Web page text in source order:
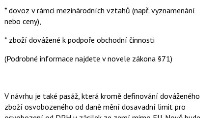
* dovoz v rámci mezinárodních vztahů (např. vyznamenání
nebo ceny),
* zboží dovážené k podpoře obchodní činnosti
(Podrobné informace najdete v novele zákona §71)
V návrhu je také pasáž, která kromě definování dováženého
zboží osvobozeného od daně mění dosavadní limit pro